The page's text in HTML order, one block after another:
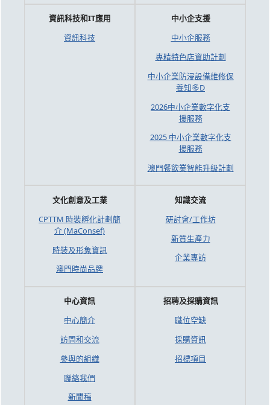
資訊科技和IT應用
資訊科技
中小企支援
中小企服務
專精特色店資助計劃
中小企業防浸設備維修保
養知多D
2026中小企業數字化支
援服務
2025 中小企業數字化支
援服務
澳門餐飲業智能升級計劃
文化創意及工業
CPTTM 時裝孵化計劃簡
介 (MaConsef)
時裝及形象資訊
澳門時尚品牌
知識交流
研討會/工作坊
新質生產力
企業專訪
中心資訊
中心簡介
訪問和交流
參與的組織
聯絡我們
新聞稿
招聘及採購資訊
職位空缺
採購資訊
招標項目